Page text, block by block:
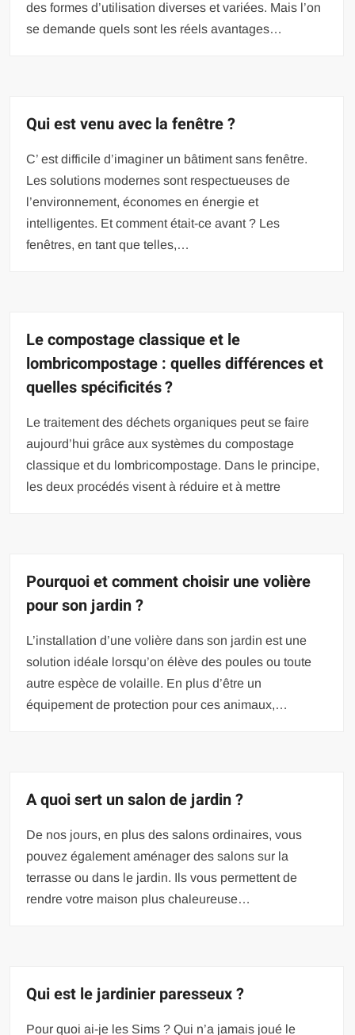
des formes d’utilisation diverses et variées. Mais l’on
se demande quels sont les réels avantages…
Qui est venu avec la fenêtre ?
C’ est difficile d’imaginer un bâtiment sans fenêtre.
Les solutions modernes sont respectueuses de
l’environnement, économes en énergie et
intelligentes. Et comment était-ce avant ? Les
fenêtres, en tant que telles,…
Le compostage classique et le
lombricompostage : quelles différences et
quelles spécificités ?
Le traitement des déchets organiques peut se faire
aujourd’hui grâce aux systèmes du compostage
classique et du lombricompostage. Dans le principe,
les deux procédés visent à réduire et à mettre
Pourquoi et comment choisir une volière
pour son jardin ?
L’installation d’une volière dans son jardin est une
solution idéale lorsqu’on élève des poules ou toute
autre espèce de volaille. En plus d’être un
équipement de protection pour ces animaux,…
A quoi sert un salon de jardin ?
De nos jours, en plus des salons ordinaires, vous
pouvez également aménager des salons sur la
terrasse ou dans le jardin. Ils vous permettent de
rendre votre maison plus chaleureuse…
Qui est le jardinier paresseux ?
Pour quoi ai-je les Sims ? Qui n’a jamais joué le